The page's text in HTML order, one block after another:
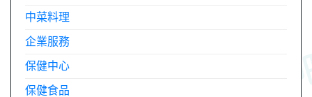
中菜料理
企業服務
保健中心
保健食品